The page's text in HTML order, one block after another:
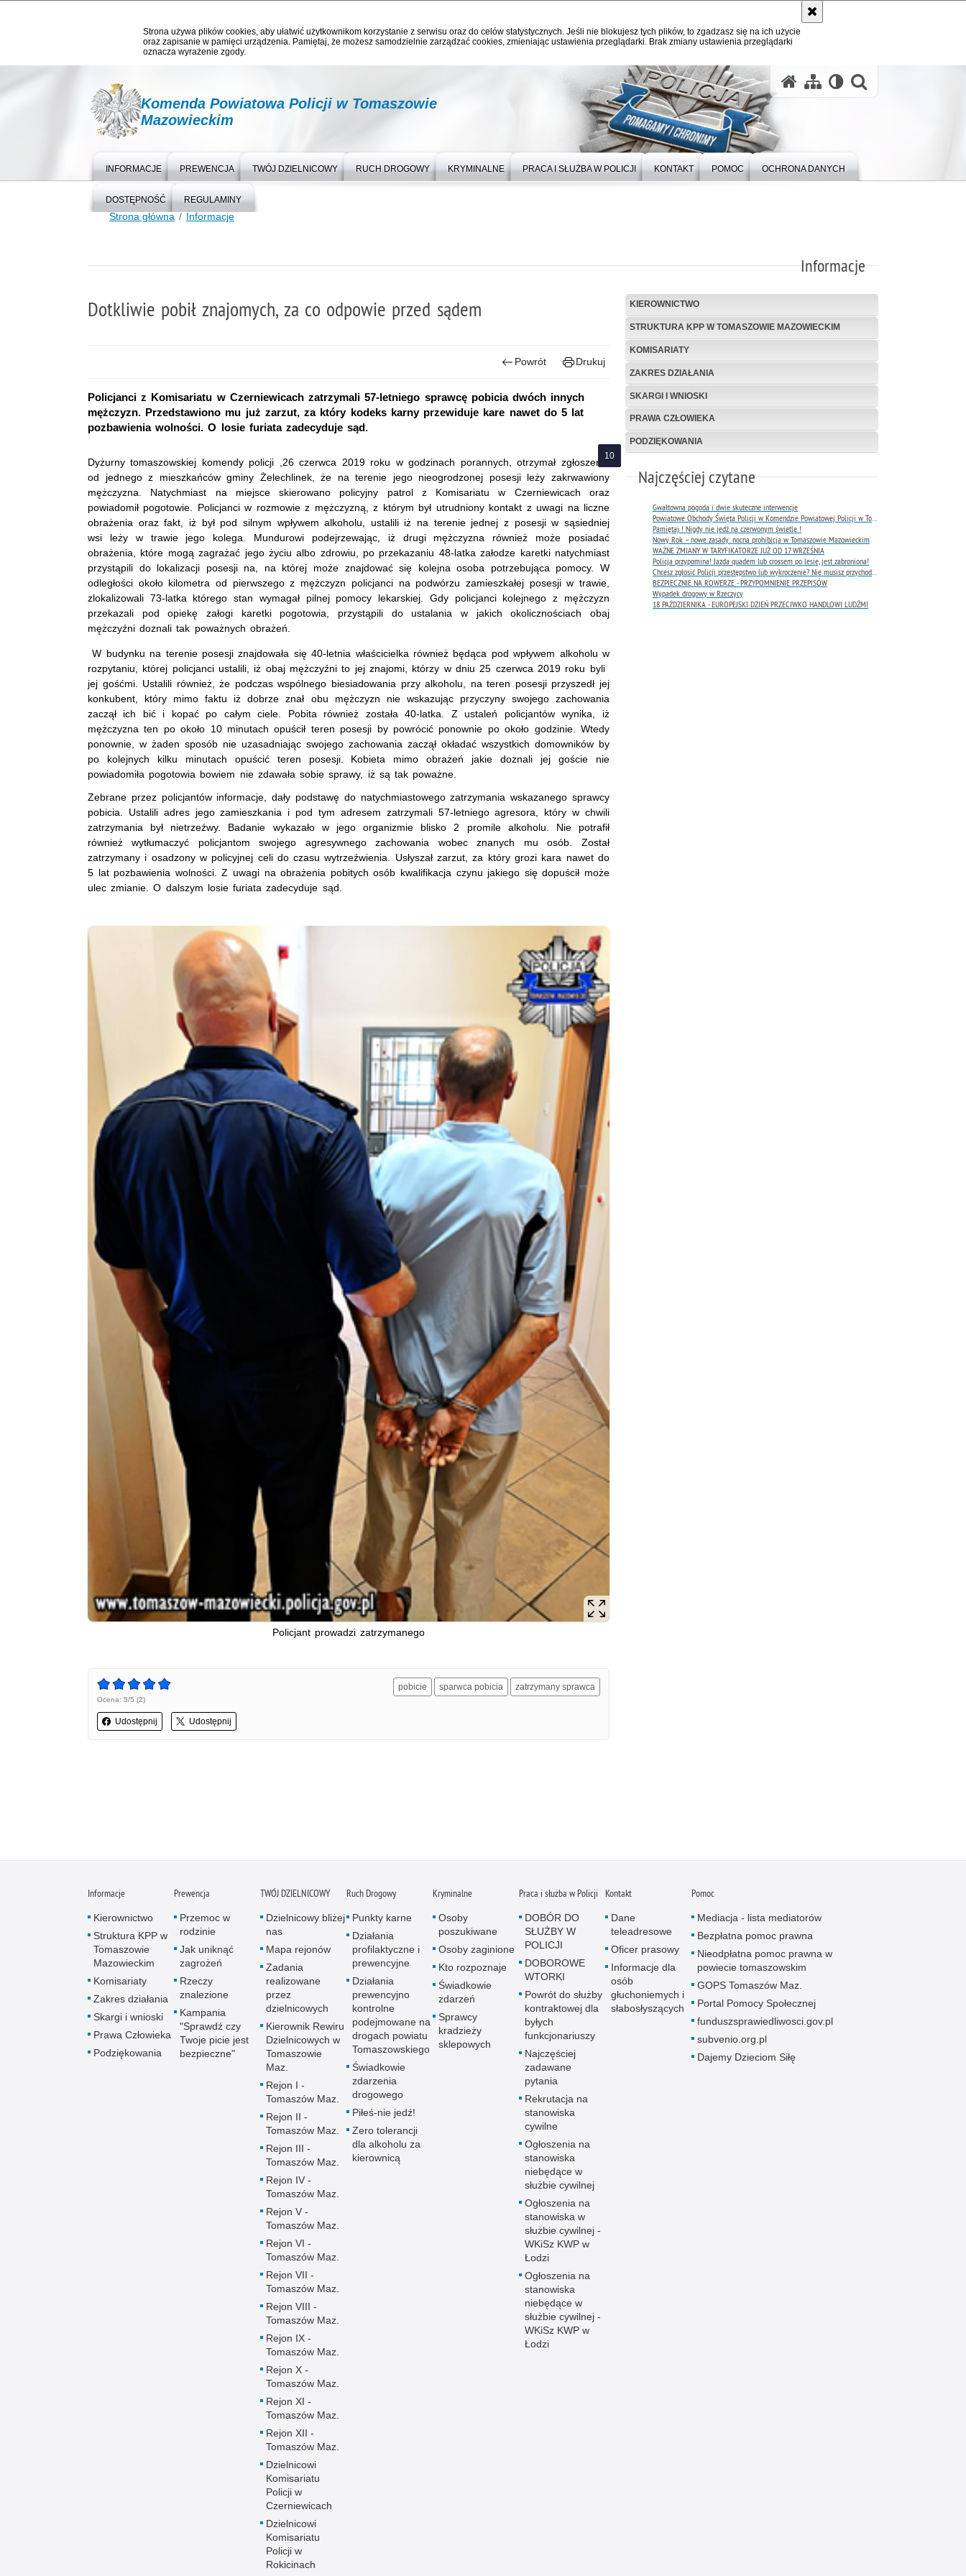
Strona używa plików cookies, aby ułatwić użytkownikom korzystanie z serwisu oraz do celów statystycznych. Jeśli nie blokujesz tych plików, to zgadzasz się na ich użycie
oraz zapisanie w pamięci urządzenia. Pamiętaj, że możesz samodzielnie zarządzać cookies, zmieniając ustawienia przeglądarki. Brak zmiany ustawienia przeglądarki
oznacza wyrażenie zgody.
Komenda Powiatowa Policji w Tomaszowie
Mazowieckim
INFORMACJE PREWENCJA TWÓJ DZIELNICOWY RUCH DROGOWY KRYMINALNE PRACA I SŁUŻBA W POLICJI KONTAKT POMOC OCHRONA DANYCH
DOSTĘPNOŚĆ REGULAMINY
Strona główna Informacje
Informacje
Dotkliwie pobił znajomych, za co odpowie przed sądem
Powrót Drukuj
Policjanci z Komisariatu w Czerniewicach zatrzymali 57-letniego sprawcę pobicia dwóch innych
mężczyzn. Przedstawiono mu już zarzut, za który kodeks karny przewiduje kare nawet do 5 lat
pozbawienia wolności. O losie furiata zadecyduje sąd.
Dyżurny tomaszowskiej komendy policji ,26 czerwca 2019 roku w godzinach porannych, otrzymał zgłoszenie
od jednego z mieszkańców gminy Żelechlinek, że na terenie jego nieogrodzonej posesji leży zakrwawiony
mężczyzna. Natychmiast na miejsce skierowano policyjny patrol z Komisariatu w Czerniewicach oraz
powiadomił pogotowie. Policjanci w rozmowie z mężczyzną, z którym był utrudniony kontakt z uwagi na liczne
obrażenia oraz fakt, iż był pod silnym wpływem alkoholu, ustalili iż na terenie jednej z posesji w sąsiedniej
wsi leży w trawie jego kolega. Mundurowi podejrzewając, iż drugi mężczyzna również może posiadać
obrażenia, które mogą zagrażać jego życiu albo zdrowiu, po przekazaniu 48-latka załodze karetki natychmiast
przystąpili do lokalizacji posesji na, na której może znajdować się kolejna osoba potrzebująca pomocy. W
odległości około kilometra od pierwszego z mężczyzn policjanci na podwórzu zamieszkałej posesji w trawie,
zlokalizowali 73-latka którego stan wymagał pilnej pomocy lekarskiej. Gdy policjanci kolejnego z mężczyzn
przekazali pod opiekę załogi karetki pogotowia, przystąpili do ustalania w jakich okolicznościach obaj
mężczyźni doznali tak poważnych obrażeń.
W budynku na terenie posesji znajdowała się 40-letnia właścicielka również będąca pod wpływem alkoholu w
rozpytaniu, której policjanci ustalili, iż obaj mężczyźni to jej znajomi, którzy w dniu 25 czerwca 2019 roku byli
jej gośćmi. Ustalili również, że podczas wspólnego biesiadowania przy alkoholu, na teren posesji przyszedł jej
konkubent, który mimo faktu iż dobrze znał obu mężczyzn nie wskazując przyczyny swojego zachowania
zaczął ich bić i kopać po całym ciele. Pobita również została 40-latka. Z ustaleń policjantów wynika, iż
mężczyzna ten po około 10 minutach opuścił teren posesji by powrócić ponownie po około godzinie. Wtedy
ponownie, w żaden sposób nie uzasadniając swojego zachowania zaczął okładać wszystkich domowników by
po kolejnych kilku minutach opuścić teren posesji. Kobieta mimo obrażeń jakie doznali jej goście nie
powiadomiła pogotowia bowiem nie zdawała sobie sprawy, iż są tak poważne.
Zebrane przez policjantów informacje, dały podstawę do natychmiastowego zatrzymania wskazanego sprawcy
pobicia. Ustalili adres jego zamieszkania i pod tym adresem zatrzymali 57-letniego agresora, który w chwili
zatrzymania był nietrzeźwy. Badanie wykazało w jego organizmie blisko 2 promile alkoholu. Nie potrafił
również wytłumaczyć policjantom swojego agresywnego zachowania wobec znanych mu osób. Został
zatrzymany i osadzony w policyjnej celi do czasu wytrzeźwienia. Usłyszał zarzut, za który grozi kara nawet do
5 lat pozbawienia wolności. Z uwagi na obrażenia pobitych osób kwalifikacja czynu jakiego się dopuścił może
ulec zmianie. O dalszym losie furiata zadecyduje sąd.
Policjant prowadzi zatrzymanego
Ocena: 5/5 (2)
Udostępnij Udostępnij
pobicie sparwca pobicia zatrzymany sprawca
KIEROWNICTWO
STRUKTURA KPP W TOMASZOWIE MAZOWIECKIM
KOMISARIATY
ZAKRES DZIAŁANIA
SKARGI I WNIOSKI
PRAWA CZŁOWIEKA
PODZIĘKOWANIA
Najczęściej czytane
Gwałtowna pogoda i dwie skuteczne interwencje
Powiatowe Obchody Święta Policji w Komendzie Powiatowej Policji w Tomaszowie Mazowieckim
Pamiętaj ! Nigdy nie jedź na czerwonym świetle !
Nowy Rok – nowe zasady: nocna prohibicja w Tomaszowie Mazowieckim
WAŻNE ZMIANY W TARYFIKATORZE JUŻ OD 17 WRZEŚNIA
Policja przypomina! Jazda quadem lub crossem po lesie, jest zabroniona!
Chcesz zgłosić Policji przestępstwo lub wykroczenie? Nie musisz przychodzić do komendy !
BEZPIECZNIE NA ROWERZE - PRZYPOMNIENIE PRZEPISÓW
Wypadek drogowy w Rzeczycy
18 PAŹDZIERNIKA - EUROPEJSKI DZIEŃ PRZECIWKO HANDLOWI LUDŹMI
Informacje
Kierownictwo
Struktura KPP w
Tomaszowie
Mazowieckim
Komisariaty
Zakres działania
Skargi i wnioski
Prawa Człowieka
Podziękowania
Prewencja
Przemoc w
rodzinie
Jak uniknąć
zagrożeń
Rzeczy
znalezione
Kampania
"Sprawdź czy
Twoje picie jest
bezpieczne"
TWÓJ DZIELNICOWY
Dzielnicowy bliżej
nas
Mapa rejonów
Zadania
realizowane
przez
dzielnicowych
Kierownik Rewiru
Dzielnicowych w
Tomaszowie
Maz.
Rejon I -
Tomaszów Maz.
Rejon II -
Tomaszów Maz.
Rejon III -
Tomaszów Maz.
Rejon IV -
Tomaszów Maz.
Rejon V -
Tomaszów Maz.
Rejon VI -
Tomaszów Maz.
Rejon VII -
Tomaszów Maz.
Rejon VIII -
Tomaszów Maz.
Rejon IX -
Tomaszów Maz.
Rejon X -
Tomaszów Maz.
Rejon XI -
Tomaszów Maz.
Rejon XII -
Tomaszów Maz.
Dzielnicowi
Komisariatu
Policji w
Czerniewicach
Dzielnicowi
Komisariatu
Policji w
Rokicinach
Ruch Drogowy
Punkty karne
Działania
profilaktyczne i
prewencyjne
Działania
prewencyjno
kontrolne
podejmowane na
drogach powiatu
Tomaszowskiego
Świadkowie
zdarzenia
drogowego
Piłeś-nie jedź!
Zero tolerancji
dla alkoholu za
kierownicą
Kryminalne
Osoby
poszukiwane
Osoby zaginione
Kto rozpoznaje
Świadkowie
zdarzeń
Sprawcy
kradzieży
sklepowych
Praca i służba w Policji
DOBÓR DO
SŁUŻBY W
POLICJI
DOBOROWE
WTORKI
Powrót do służby
kontraktowej dla
byłych
funkcjonariuszy
Najczęściej
zadawane
pytania
Rekrutacja na
stanowiska
cywilne
Ogłoszenia na
stanowiska
niebędące w
służbie cywilnej
Ogłoszenia na
stanowiska w
służbie cywilnej -
WKiSz KWP w
Łodzi
Ogłoszenia na
stanowiska
niebędące w
służbie cywilnej -
WKiSz KWP w
Łodzi
Kontakt
Dane
teleadresowe
Oficer prasowy
Informacje dla
osób
głuchoniemych i
słabosłyszących
Pomoc
Mediacja - lista mediatorów
Bezpłatna pomoc prawna
Nieodpłatna pomoc prawna w
powiecie tomaszowskim
GOPS Tomaszów Maz.
Portal Pomocy Społecznej
funduszsprawiedliwosci.gov.pl
subvenio.org.pl
Dajemy Dzieciom Siłę